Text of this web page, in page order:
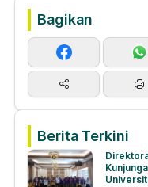
Bagikan
Berita Terkini